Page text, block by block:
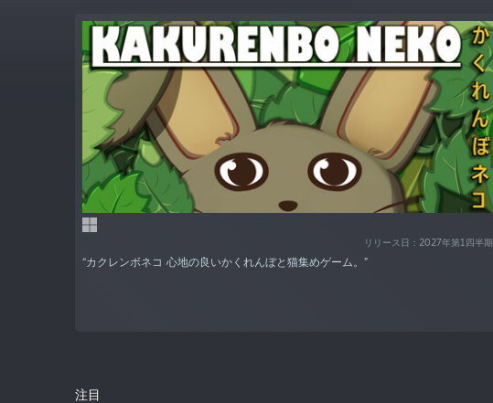
リリース日：2027年第1四半期
“カクレンボネコ 心地の良いかくれんぼと猫集めゲーム。”
注目